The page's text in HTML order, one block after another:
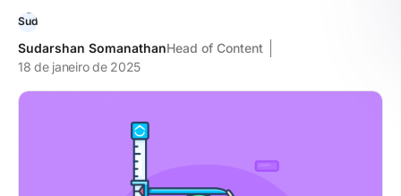
Sudarshan SomanathanHead of Content
18 de janeiro de 2025